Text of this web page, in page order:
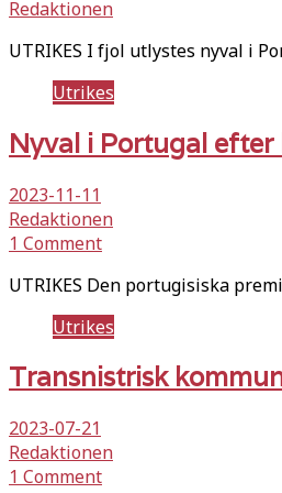
Redaktionen
UTRIKES I fjol utlystes nyval i
Utrikes
Nyval i Portugal
2023-11-11
Redaktionen
1 Comment
UTRIKES Den portugisiska
Utrikes
Transnistrisk
2023-07-21
Redaktionen
1 Comment